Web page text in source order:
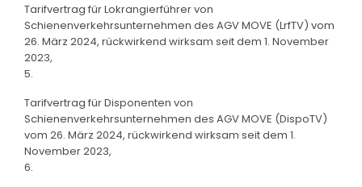
Tarifvertrag für Lokrangierführer von
Schienenverkehrsunternehmen des AGV MOVE (LrfTV) vom
26. März 2024, rückwirkend wirksam seit dem 1. November
2023,
5.
Tarifvertrag für Disponenten von
Schienenverkehrsunternehmen des AGV MOVE (DispoTV)
vom 26. März 2024, rückwirkend wirksam seit dem 1.
November 2023,
6.